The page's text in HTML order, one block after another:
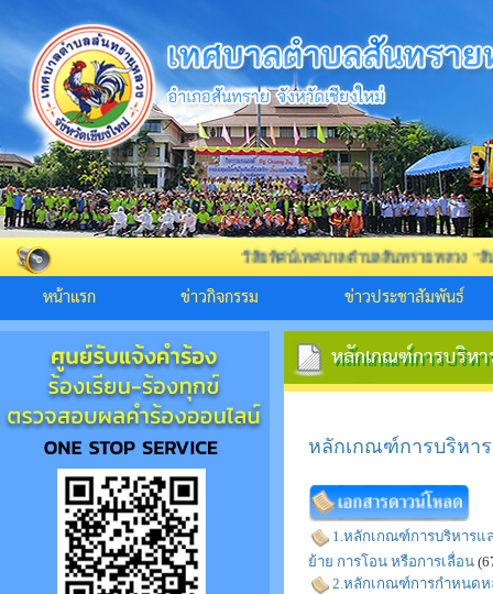
วิสัยทัศน์เทศบาลตำบลสันทรายหลวง "สันทรายสั
หน้าแรก ข่าวกิจกรรม ข่าวประชาสัมพันธ์
หลักเกณฑ์การบริห
หลักเกณฑ์การบริห
หลักเกณฑ์การบริหา
1.หลักเกณฑ์การบริหารแ
ย้าย การโอน หรือการเลื่อน
2.หลักเกณฑ์การกำหนด